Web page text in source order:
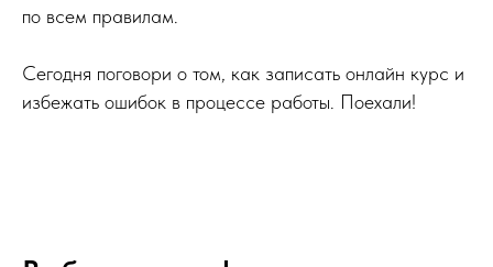
по всем правилам.
Сегодня поговори о том, как записать онлайн курс и
избежать ошибок в процессе работы. Поехали!